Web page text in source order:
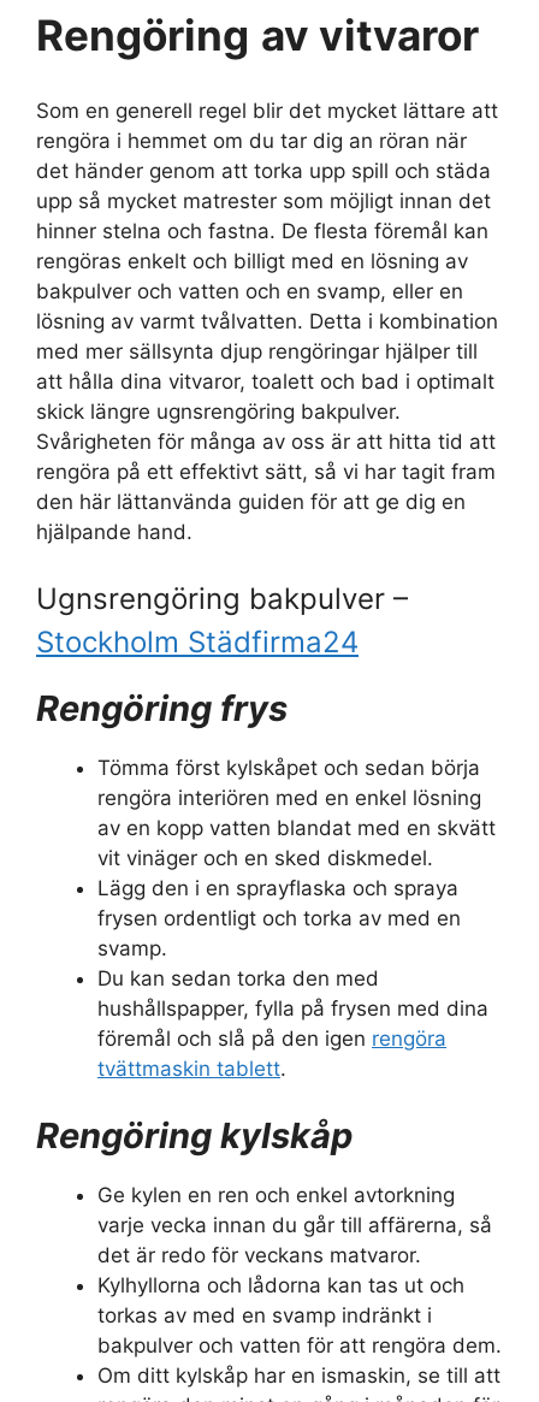
Rengöring av vitvaror
Som en generell regel blir det mycket lättare att
rengöra i hemmet om du tar dig an röran när
det händer genom att torka upp spill och städa
upp så mycket matrester som möjligt innan det
hinner stelna och fastna. De flesta föremål kan
rengöras enkelt och billigt med en lösning av
bakpulver och vatten och en svamp, eller en
lösning av varmt tvålvatten. Detta i kombination
med mer sällsynta djup rengöringar hjälper till
att hålla dina vitvaror, toalett och bad i optimalt
skick längre ugnsrengöring bakpulver.
Svårigheten för många av oss är att hitta tid att
rengöra på ett effektivt sätt, så vi har tagit fram
den här lättanvända guiden för att ge dig en
hjälpande hand.
Ugnsrengöring bakpulver –
Stockholm Städfirma24
Rengöring frys
Tömma först kylskåpet och sedan börja
rengöra interiören med en enkel lösning
av en kopp vatten blandat med en skvätt
vit vinäger och en sked diskmedel.
Lägg den i en sprayflaska och spraya
frysen ordentligt och torka av med en
svamp.
Du kan sedan torka den med
hushållspapper, fylla på frysen med dina
föremål och slå på den igen rengöra
tvättmaskin tablett.
Rengöring kylskåp
Ge kylen en ren och enkel avtorkning
varje vecka innan du går till affärerna, så
det är redo för veckans matvaror.
Kylhyllorna och lådorna kan tas ut och
torkas av med en svamp indränkt i
bakpulver och vatten för att rengöra dem.
Om ditt kylskåp har en ismaskin, se till att